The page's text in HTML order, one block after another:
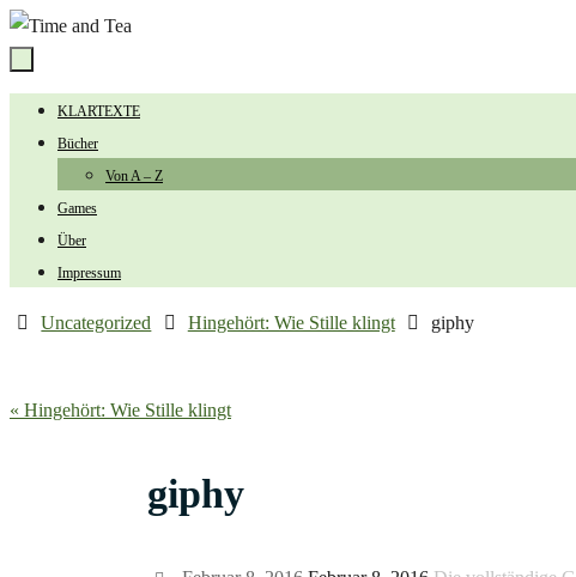
Zum
springen
Zum
Inhalt
KLARTEXTE
Bücher
Von A – Z
Games
Über
Impressum
StartUncategorized Hingehört: Wie Stille klingt giphy
« Hingehört: Wie Stille klingt
giphy